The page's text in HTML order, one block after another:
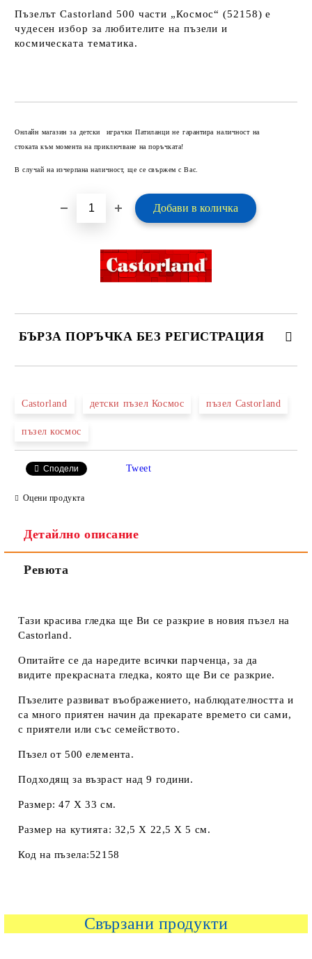
Пъзелът Castorland 500 части „Космос“ (52158) е
чудесен избор за любителите на пъзели и
космическата тематика.
Онлайн магазин за детски играчки Патиланци не гарантира наличност на
стоката към момента на приключване на поръчката!
В случай на изчерпана наличност, ще се свържем с Вас.
БЪРЗА ПОРЪЧКА БЕЗ РЕГИСТРАЦИЯ
Ние ще се свържем с вас в рамките на работния ден.
Castorland детски пъзел Космос пъзел Castorland
пъзел космос
Сподели Tweet
Оцени продукта
Детайлно описание
Ревюта
Тази красива гледка ще Ви се разкрие в новия пъзел на
Castorland.
Опитайте се да наредите всички парченца, за да
видите прекрасната гледка, която ще Ви се разкрие.
Пъзелите развиват въображението, наблюдателността и
са много приятен начин да прекарате времето си сами,
с приятели или със семейството.
Пъзел от 500 елемента.
Подходящ за възраст над 9 години.
Размер: 47 Х 33 см.
Размер на кутията: 32,5 Х 22,5 Х 5 см.
Код на пъзела:52158
Свързани продукти